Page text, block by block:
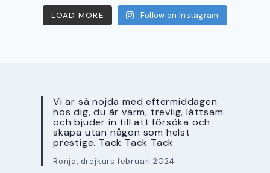
LOAD MORE Follow on Instagram
Vi är så nöjda med eftermiddagen
hos dig, du är varm, trevlig, lättsam
och bjuder in till att försöka och
skapa utan någon som helst
prestige. Tack Tack Tack
Ronja, drejkurs februari 2024